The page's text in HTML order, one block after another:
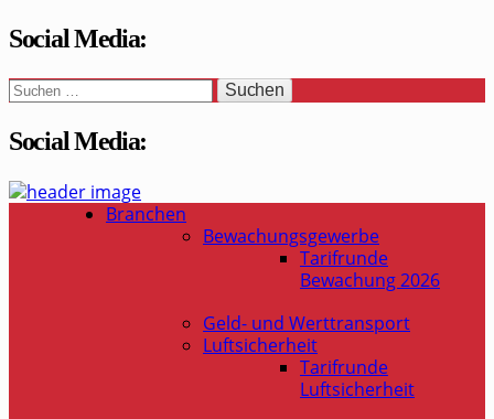
Social Media:
Suchen
nach:
Social Media:
WaSi-Hessen.de
Infoportal Wach- und Sicherheitsbranche in Hessen
Branchen
Bewachungsgewerbe
Tarifrunde
Bewachung 2026
Geld- und Werttransport
Luftsicherheit
Tarifrunde
Luftsicherheit